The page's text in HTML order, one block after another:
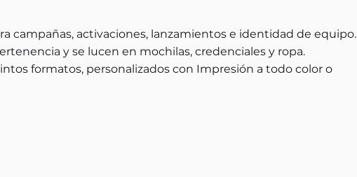
campañas, activaciones, lanzamientos e identidad de equipo.
y se lucen en mochilas, credenciales y ropa.
formatos, personalizados con Impresión a todo color o